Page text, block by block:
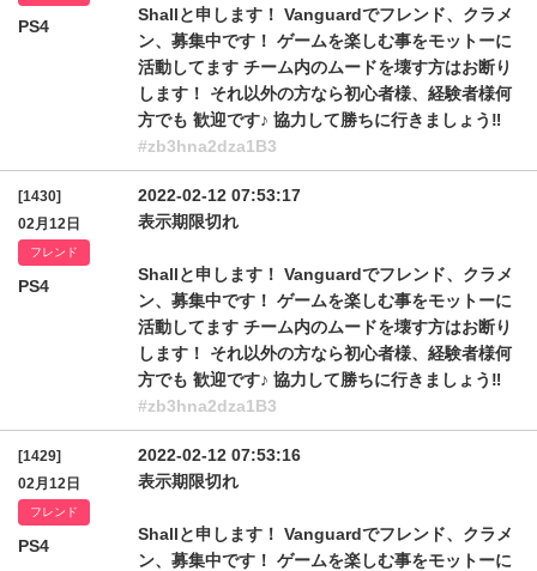
PS4
Shallと申します！ Vanguardでフレンド、クラメ
ン、募集中です！ ゲームを楽しむ事をモットーに
活動してます チーム内のムードを壊す方はお断り
します！ それ以外の方なら初心者様、経験者様何
方でも 歓迎です♪ 協力して勝ちに行きましょう‼️
#zb3hna2dza1B3
[1430]
02月12日
フレンド
PS4
2022-02-12 07:53:17
表示期限切れ
Shallと申します！ Vanguardでフレンド、クラメ
ン、募集中です！ ゲームを楽しむ事をモットーに
活動してます チーム内のムードを壊す方はお断り
します！ それ以外の方なら初心者様、経験者様何
方でも 歓迎です♪ 協力して勝ちに行きましょう‼️
#zb3hna2dza1B3
[1429]
02月12日
フレンド
PS4
2022-02-12 07:53:16
表示期限切れ
Shallと申します！ Vanguardでフレンド、クラメ
ン、募集中です！ ゲームを楽しむ事をモットーに